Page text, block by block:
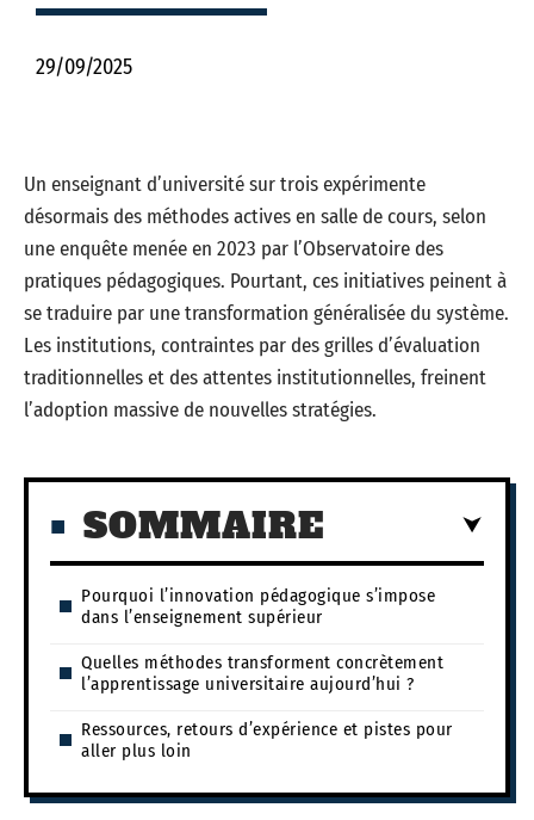
29/09/2025
Un enseignant d’université sur trois expérimente
désormais des méthodes actives en salle de cours, selon
une enquête menée en 2023 par l’Observatoire des
pratiques pédagogiques. Pourtant, ces initiatives peinent à
se traduire par une transformation généralisée du système.
Les institutions, contraintes par des grilles d’évaluation
traditionnelles et des attentes institutionnelles, freinent
l’adoption massive de nouvelles stratégies.
SOMMAIRE
Pourquoi l’innovation pédagogique s’impose
dans l’enseignement supérieur
Quelles méthodes transforment concrètement
l’apprentissage universitaire aujourd’hui ?
Ressources, retours d’expérience et pistes pour
aller plus loin